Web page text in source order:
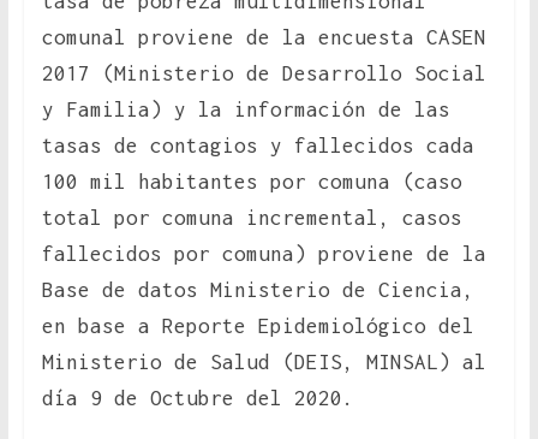
comunal proviene de la encuesta CASEN
2017 (Ministerio de Desarrollo Social
y Familia) y la información de las
tasas de contagios y fallecidos cada
100 mil habitantes por comuna (caso
total por comuna incremental, casos
fallecidos por comuna) proviene de la
Base de datos Ministerio de Ciencia,
en base a Reporte Epidemiológico del
Ministerio de Salud (DEIS, MINSAL) al
día 9 de Octubre del 2020.